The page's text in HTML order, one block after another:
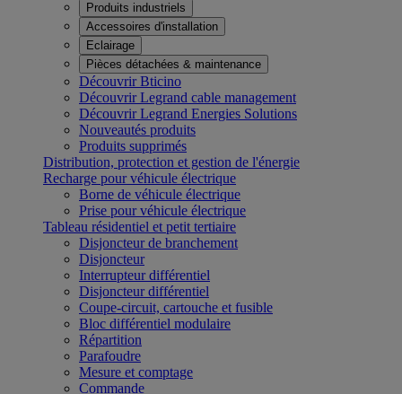
Produits industriels
Accessoires d'installation
Eclairage
Pièces détachées & maintenance
Découvrir Bticino
Découvrir Legrand cable management
Découvrir Legrand Energies Solutions
Nouveautés produits
Produits supprimés
Distribution, protection et gestion de l'énergie
Recharge pour véhicule électrique
Borne de véhicule électrique
Prise pour véhicule électrique
Tableau résidentiel et petit tertiaire
Disjoncteur de branchement
Disjoncteur
Interrupteur différentiel
Disjoncteur différentiel
Coupe-circuit, cartouche et fusible
Bloc différentiel modulaire
Répartition
Parafoudre
Mesure et comptage
Commande